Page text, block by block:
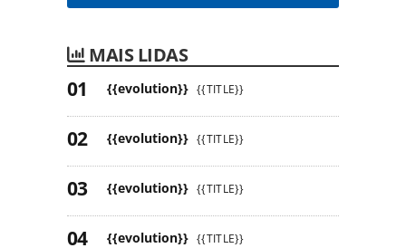
MAIS LIDAS
{{evolution}} {{TITLE}}
{{evolution}} {{TITLE}}
{{evolution}} {{TITLE}}
{{evolution}} {{TITLE}}